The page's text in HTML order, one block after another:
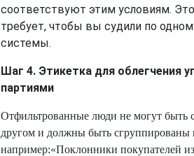
соответствуют этим условиям.
требует, чтобы вы судили по
системы.
Шаг 4. Этикетка для облегчения
партиями
Отфильтрованные люди не могут быть
другом и должны быть сгруппированы
например:«Поклонники покупателей